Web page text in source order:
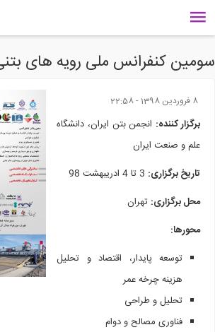
کنفرانس ملی رویه های بتنی
برگزار کننده:انجمن بتن ایران، دانشگاه
علم و صنعت ایران
تاریخ برگزاری:3 تا 4 ادریبهشت 98
محل برگزاری:تهران
محورها:
توسعه پایدار، اقتصاد و تحلیل
هزینه چرخه عمر
تحلیل و طراحی
فناوری مصالح و دوام